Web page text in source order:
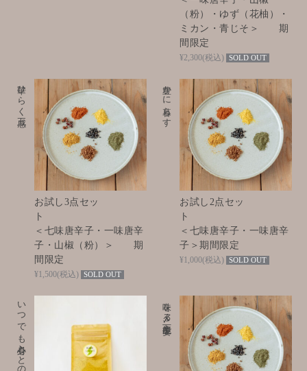
（粉）・ゆず（花柚）・
ミカン・青じそ＞ 期
間限定
¥2,300(税込) SOLD OUT
お試し3点セッ
ト
＜七味唐辛子・一味唐辛
子・山椒（粉）＞ 期
間限定
華ひらく五感
¥1,500(税込) SOLD OUT
お試し2点セッ
＜七味唐辛子・一味唐辛
子＞期間限定
豊かに暮らす
¥1,000(税込) SOLD OUT
いつでも心身ととのう 味を〆る万能生姜